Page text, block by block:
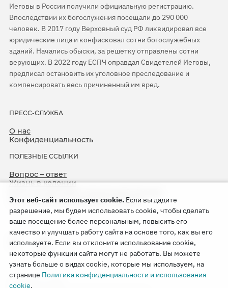
Иеговы в России получили официальную регистрацию.
Впоследствии их богослужения посещали до 290 000
человек. В 2017 году Верховный суд РФ ликвидировал все
юридические лица и конфисковал сотни богослужебных
зданий. Начались обыски, за решетку отправлены сотни
верующих. В 2022 году ЕСПЧ оправдал Свидетелей Иеговы,
предписал остановить их уголовное преследование и
компенсировать весь причиненный им вред.
ПРЕСС-СЛУЖБА
О нас
Конфиденциальность
ПОЛЕЗНЫЕ ССЫЛКИ
Вопрос – ответ
Жизнь в колонии
75-я годовщина операции «Север»
Copyright © 2026
Этот веб-сайт использует cookie. Если вы дадите
разрешение, мы будем использовать cookie, чтобы сделать
ваше посещение более персональным, повысить его
качество и улучшать работу сайта на основе того, как вы его
используете. Если вы отклоните использование cookie,
некоторые функции сайта могут не работать. Вы можете
узнать больше о видах cookie, которые мы используем, на
странице Политика конфиденциальности и использования
cookie.